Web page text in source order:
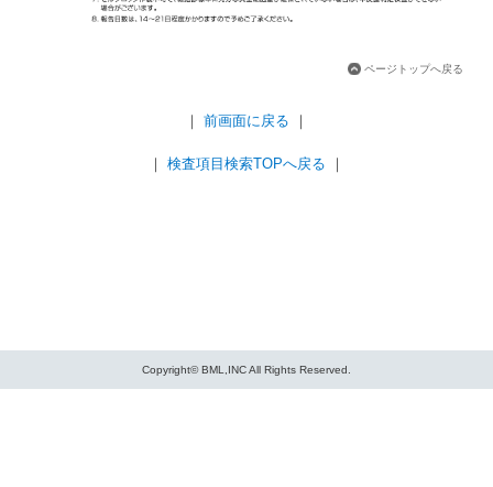
ページトップへ戻る
｜ 前画面に戻る ｜
｜ 検査項目検索TOPへ戻る ｜
Copyright© BML,INC All Rights Reserved.